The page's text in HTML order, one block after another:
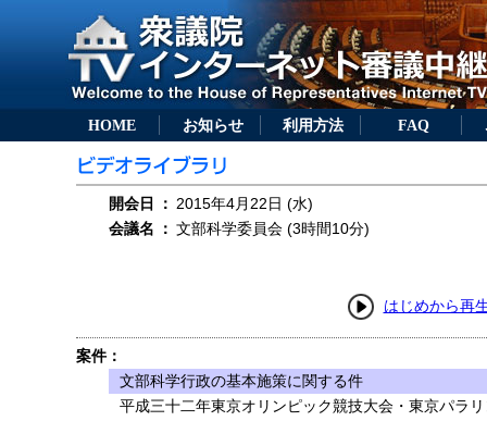
HOME お知らせ 利用方法 FAQ
開会日 ： 2015年4月22日 (水)
会議名
： 文部科学委員会 (3時間10分)
はじめから再
案件：
文部科学行政の基本施策に関する件
平成三十二年東京オリンピック競技大会・東京パラ